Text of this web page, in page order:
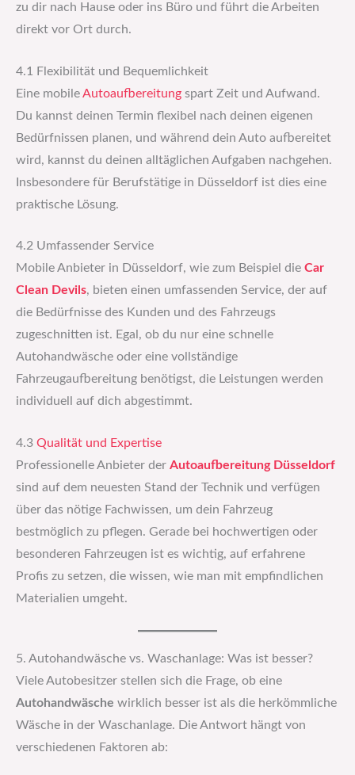
zu dir nach Hause oder ins Büro und führt die Arbeiten
direkt vor Ort durch.
4.1 Flexibilität und Bequemlichkeit
Eine mobile Autoaufbereitung spart Zeit und Aufwand.
Du kannst deinen Termin flexibel nach deinen eigenen
Bedürfnissen planen, und während dein Auto aufbereitet
wird, kannst du deinen alltäglichen Aufgaben nachgehen.
Insbesondere für Berufstätige in Düsseldorf ist dies eine
praktische Lösung.
4.2 Umfassender Service
Mobile Anbieter in Düsseldorf, wie zum Beispiel die Car
Clean Devils, bieten einen umfassenden Service, der auf
die Bedürfnisse des Kunden und des Fahrzeugs
zugeschnitten ist. Egal, ob du nur eine schnelle
Autohandwäsche oder eine vollständige
Fahrzeugaufbereitung benötigst, die Leistungen werden
individuell auf dich abgestimmt.
4.3 Qualität und Expertise
Professionelle Anbieter der Autoaufbereitung Düsseldorf
sind auf dem neuesten Stand der Technik und verfügen
über das nötige Fachwissen, um dein Fahrzeug
bestmöglich zu pflegen. Gerade bei hochwertigen oder
besonderen Fahrzeugen ist es wichtig, auf erfahrene
Profis zu setzen, die wissen, wie man mit empfindlichen
Materialien umgeht.
5. Autohandwäsche vs. Waschanlage: Was ist besser?
Viele Autobesitzer stellen sich die Frage, ob eine
Autohandwäsche wirklich besser ist als die herkömmliche
Wäsche in der Waschanlage. Die Antwort hängt von
verschiedenen Faktoren ab: